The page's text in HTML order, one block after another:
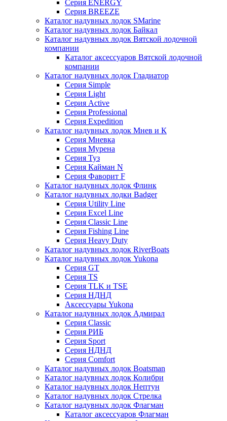
Серия ENERGY
Серия BREEZE
Каталог надувных лодок SMarine
Каталог надувных лодок Байкал
Каталог надувных лодок Вятской лодочной
компании
Каталог аксессуаров Вятской лодочной
компании
Каталог надувных лодок Гладиатор
Серия Simple
Серия Light
Серия Active
Серия Professional
Серия Expedition
Каталог надувных лодок Мнев и К
Серия Мневка
Серия Мурена
Серия Туз
Серия Кайман N
Серия Фаворит F
Каталог надувных лодок Флинк
Каталог надувных лодки Badger
Серия Utility Line
Серия Excel Line
Серия Classic Line
Серия Fishing Line
Серия Heavy Duty
Каталог надувных лодок RiverBoats
Каталог надувных лодок Yukona
Серия GT
Серия TS
Серия TLK и TSE
Серия НДНД
Аксессуары Yukona
Каталог надувных лодок Адмирал
Серия Classic
Серия РИБ
Серия Sport
Серия НДНД
Серия Comfort
Каталог надувных лодок Boatsman
Каталог надувных лодок Колибри
Каталог надувных лодок Нептун
Каталог надувных лодок Стрелка
Каталог надувных лодок Флагман
Каталог аксессуаров Флагман